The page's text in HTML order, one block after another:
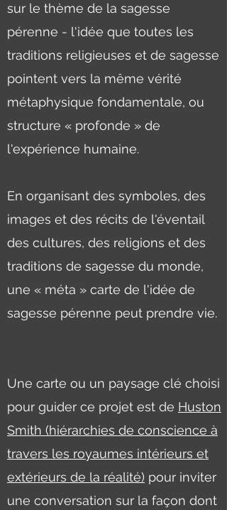
sur le thème de la sagesse
pérenne - l'idée que toutes les
traditions religieuses et de sagesse
pointent vers la même vérité
métaphysique fondamentale, ou
structure « profonde » de
l'expérience humaine.
En organisant des symboles, des
images et des récits de l'éventail
des cultures, des religions et des
traditions de sagesse du monde,
une « méta » carte de l'idée de
sagesse pérenne peut prendre vie.
Une carte ou un paysage clé choisi
pour guider ce projet est de Huston
Smith (hiérarchies de conscience à
travers les royaumes intérieurs et
extérieurs de la réalité) pour inviter
une conversation sur la façon dont